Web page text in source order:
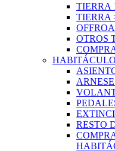
TIERRA
TIERRA
OTROS
HABITÁCULO
RESTO